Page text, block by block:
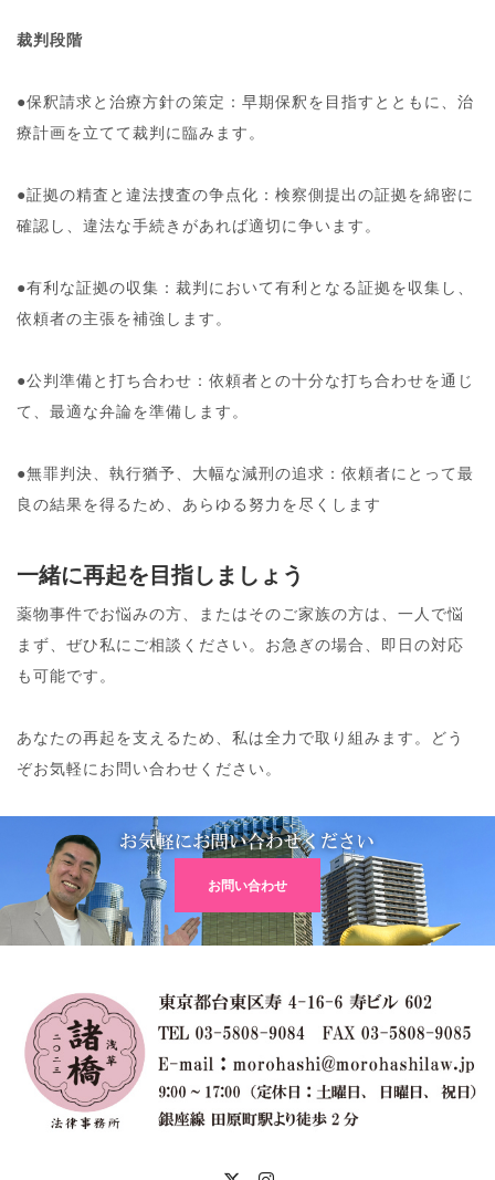
裁判段階
●保釈請求と治療方針の策定：早期保釈を目指すとともに、治
療計画を立てて裁判に臨みます。
●証拠の精査と違法捜査の争点化：検察側提出の証拠を綿密に
確認し、違法な手続きがあれば適切に争います。
●有利な証拠の収集：裁判において有利となる証拠を収集し、
依頼者の主張を補強します。
●公判準備と打ち合わせ：依頼者との十分な打ち合わせを通じ
て、最適な弁論を準備します。
●無罪判決、執行猶予、大幅な減刑の追求：依頼者にとって最
良の結果を得るため、あらゆる努力を尽くします
一緒に再起を目指しましょう
薬物事件でお悩みの方、またはそのご家族の方は、一人で悩
まず、ぜひ私にご相談ください。お急ぎの場合、即日の対応
も可能です。
あなたの再起を支えるため、私は全力で取り組みます。どう
ぞお気軽にお問い合わせください。
お問い合わせ